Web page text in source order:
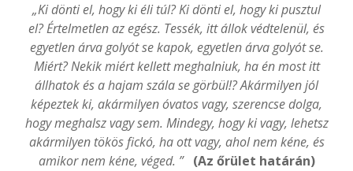
„Ki dönti el, hogy ki éli túl? Ki dönti el, hogy ki pusztul
el? Értelmetlen az egész. Tessék, itt állok védtelenül, és
egyetlen árva golyót se kapok, egyetlen árva golyót se.
Miért? Nekik miért kellett meghalniuk, ha én most itt
állhatok és a hajam szála se görbül!? Akármilyen jól
képeztek ki, akármilyen óvatos vagy, szerencse dolga,
hogy meghalsz vagy sem. Mindegy, hogy ki vagy, lehetsz
akármilyen tökös fickó, ha ott vagy, ahol nem kéne, és
amikor nem kéne, véged. ” (Az őrület határán)